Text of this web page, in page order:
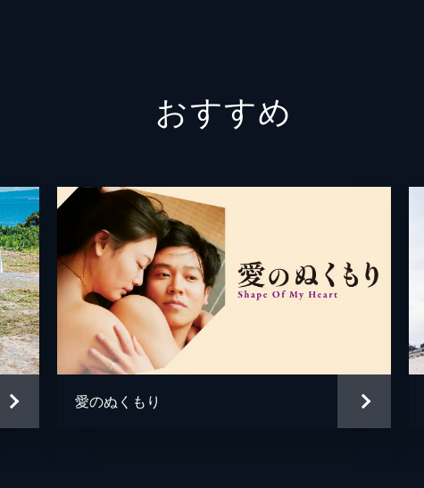
中島歩
石井岳
おすすめ
愛のぬくもり